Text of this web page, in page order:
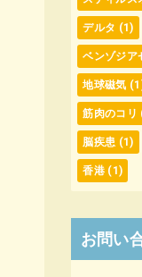
デルタ (1)
ベンゾジア
地球磁気
筋肉のコリ
脳疾患 (1)
香港 (1)
お問い